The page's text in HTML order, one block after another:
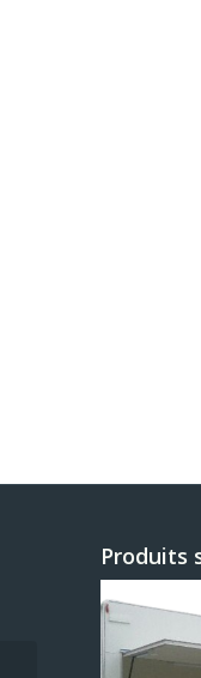
Produits
Remorque magasin –